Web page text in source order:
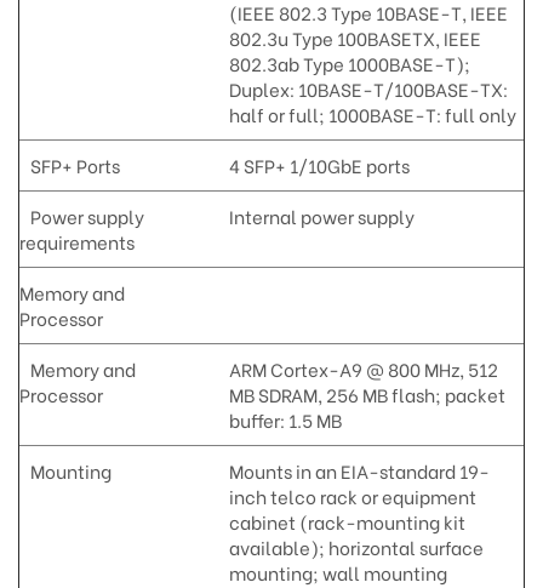
(IEEE 802.3 Type 10BASE-T, IEEE
802.3u Type 100BASETX, IEEE
802.3ab Type 1000BASE-T);
Duplex: 10BASE-T/100BASE-TX:
half or full; 1000BASE-T: full only
SFP+ Ports
4 SFP+ 1/10GbE ports
Power supply
requirements
Internal power supply
Memory and
Processor
Memory and
Processor
ARM Cortex-A9 @ 800 MHz, 512
MB SDRAM, 256 MB flash; packet
buffer: 1.5 MB
Mounting
Mounts in an EIA-standard 19-
inch telco rack or equipment
cabinet (rack-mounting kit
available); horizontal surface
mounting; wall mounting